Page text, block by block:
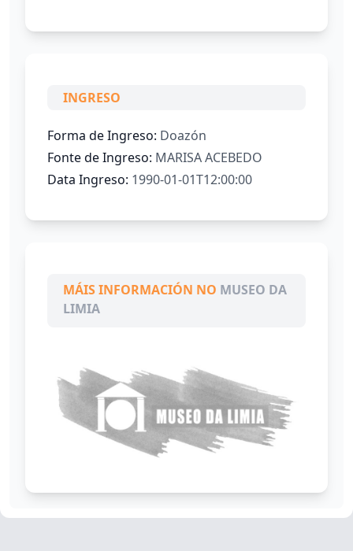
INGRESO
Forma de Ingreso: Doazón
Fonte de Ingreso: MARISA ACEBEDO
Data Ingreso: 1990-01-01T12:00:00
MÁIS INFORMACIÓN NO MUSEO DA
LIMIA